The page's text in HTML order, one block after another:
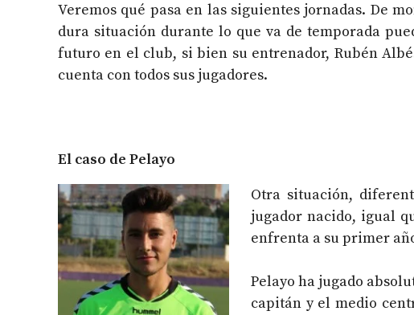
Veremos qué pasa en las siguientes jornadas. De
dura situación durante lo que va de temporada
futuro en el club, si bien su entrenador, Rubén
cuenta con todos sus jugadores.
El caso de Pelayo
Otra situación,
jugador nacido, igual
enfrenta a su primer
Pelayo ha jugado
capitán y el medio